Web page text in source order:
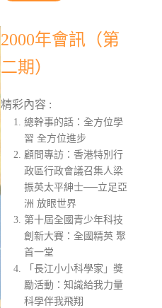
2000年會訊（第
二期）
精彩內容 :
總幹事的話：全方位學
習 全方位進步
顧問專訪：香港特別行
政區行政會議召集人梁
振英太平紳士──立足亞
洲 放眼世界
第十屆全國青少年科技
創新大賽：全國精英 聚
首一堂
「長江小小科學家」獎
勵活動：知識給我力量
科學伴我飛翔